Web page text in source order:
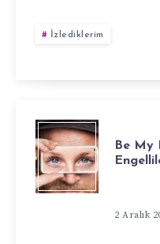
İzlediklerim
BE
MY
EYES
Be My
2 Aralık